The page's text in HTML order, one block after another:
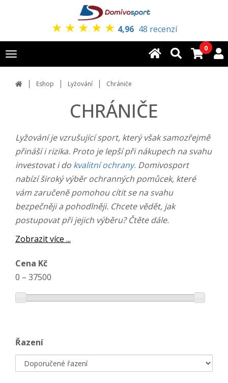
★ ★ ★ ★ ★ 4,96 48 recenzí
Toggle
navigation
0
Eshop Lyžování Chrániče
CHRÁNIČE
Lyžování je vzrušující sport, který však samozřejmě
přináší i rizika. Proto je lepší při nákupech na svahu
investovat i do kvalitní ochrany. Domivosport
nabízí široký výběr ochranných pomůcek, které
vám zaručeně pomohou cítit se na svahu
bezpečněji a pohodlněji. Chcete vědět, jak
postupovat při jejich výběru? Čtěte dále.
Zobrazit více ...
Cena Kč
0 – 37500
Řazení